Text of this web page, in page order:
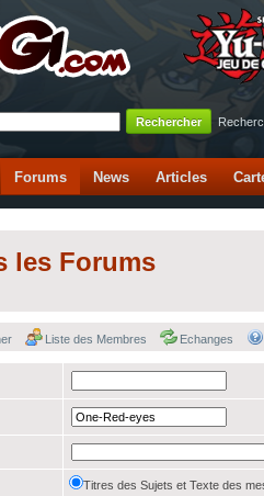
Forums News Articles
les Forums
Liste des Membres Echanges
Titres des Sujets et Texte des